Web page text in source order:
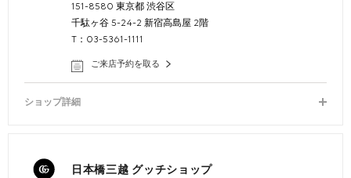
151-8580 東京都 渋谷区
千駄ヶ谷 5-24-2 新宿高島屋 2階
T：03-5361-1111
ご来店予約を取る
ショップ詳細
日本橋三越 グッチショップ